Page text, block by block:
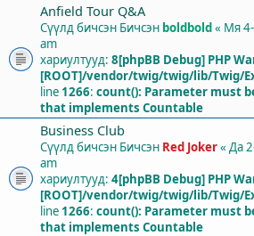
Anfield Tour Q&A
Сүүлд бичсэн Бичсэн boldbold« Мя
am
хариултууд: 8[phpBB Debug] PHP
[ROOT]/vendor/twig/twig/lib/Twig/
line 1266: count(): Parameter must
that implements Countable
Business Club
Сүүлд бичсэн Бичсэн Red Joker« Да
am
хариултууд: 4[phpBB Debug] PHP
[ROOT]/vendor/twig/twig/lib/Twig/
line 1266: count(): Parameter must
that implements Countable